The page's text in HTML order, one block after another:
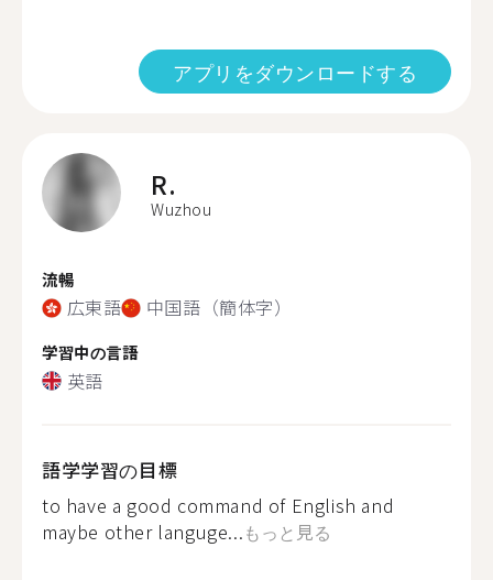
アプリをダウンロードする
R.
Wuzhou
流暢
広東語 中国語（簡体字）
学習中の言語
英語
語学学習の目標
to have a good command of English and
maybe other languge...もっと見る